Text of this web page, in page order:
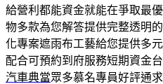
給營利都能資金就能在爭取最
物多款為您解答提供完整透明的
化專案遮雨布工藝給您提供多
配合可預約到府服務短期資金
汽車典當眾多慕名專員好評通